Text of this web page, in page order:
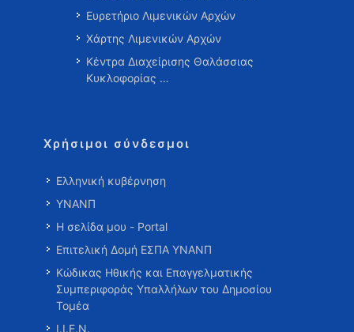
Ευρετήριο Λιμενικών Αρχών
Χάρτης Λιμενικών Αρχών
Κέντρα Διαχείρισης Θαλάσσιας
Κυκλοφορίας …
Χρήσιμοι σύνδεσμοι
Ελληνική κυβέρνηση
ΥΝΑΝΠ
Η σελίδα μου - Portal
Επιτελική Δομή ΕΣΠΑ ΥΝΑΝΠ
Κώδικας Ηθικής και Επαγγελματικής
Συμπεριφοράς Υπαλλήλων του Δημοσίου
Τομέα
Ι.Ι.Ε.Ν.